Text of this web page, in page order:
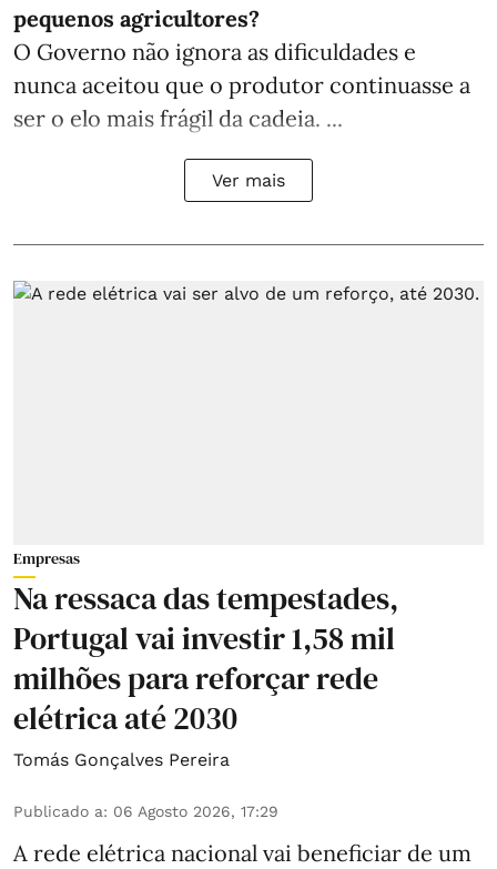
pequenos agricultores?
O Governo não ignora as dificuldades e
nunca aceitou que o produtor continuasse a
ser o elo mais frágil da cadeia. ...
Ver mais
Empresas
Na ressaca das tempestades,
Portugal vai investir 1,58 mil
milhões para reforçar rede
elétrica até 2030
Tomás Gonçalves Pereira
Publicado a: 06 Agosto 2026, 17:29
A rede elétrica nacional vai beneficiar de um